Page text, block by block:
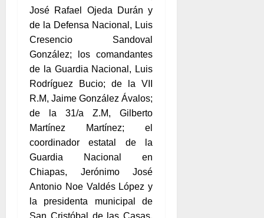
José Rafael Ojeda Durán y
de la Defensa Nacional, Luis
Cresencio Sandoval
González; los comandantes
de la Guardia Nacional, Luis
Rodríguez Bucio; de la VII
R.M, Jaime González Ávalos;
de la 31/a Z.M, Gilberto
Martínez Martínez; el
coordinador estatal de la
Guardia Nacional en
Chiapas, Jerónimo José
Antonio Noe Valdés López y
la presidenta municipal de
San Cristóbal de las Casas,